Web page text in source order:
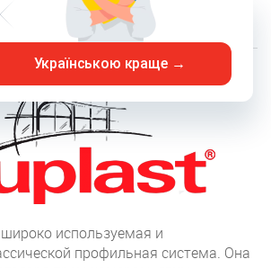
Українською краще →
АЛЮПЛАСТ
используемая и
профильная система. Она